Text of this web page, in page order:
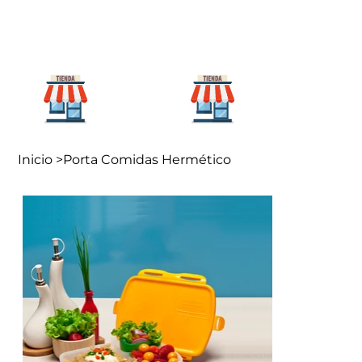
Inicio >Porta Comidas Hermético